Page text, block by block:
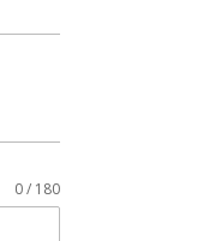
0 / 180